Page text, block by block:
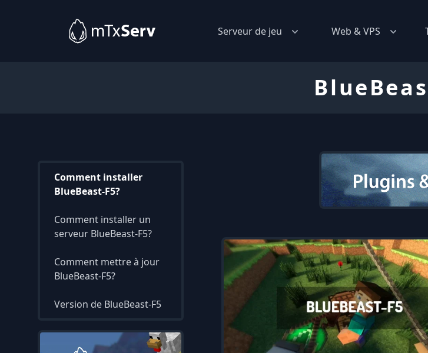
Serveur de jeu Web & VPS
Comment installer
BlueBeast-F5?
Comment installer un
serveur BlueBeast-F5?
Comment mettre à jour
BlueBeast-F5?
Version de BlueBeast-F5